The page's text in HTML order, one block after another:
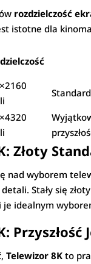
rozdzielczość
istotne dla
Złoty
nad wyborem
Stały się
je idealnym
Przyszłość
Telewizor 8K to